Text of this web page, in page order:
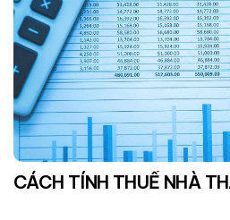
CÁCH TÍNH THUẾ NHÀ